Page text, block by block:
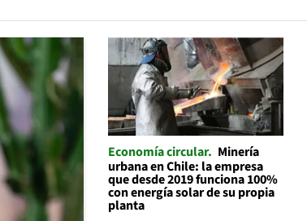
Economía circular
Minería
urbana en Chile: la empresa
que desde 2019 funciona 100%
con energía solar de su propia
planta